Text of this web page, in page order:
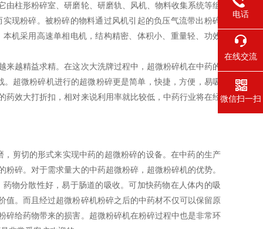
柱形粉碎室、研磨轮、研磨轨、风机、物料收集系统等组
现粉碎。被粉碎的物料通过风机引起的负压气流带出粉碎
机采用高速单相电机，结构精密、体积小、重量轻、功效
越精益求精。在这次大洗牌过程中，超微粉碎机在中药的
超微粉碎机进行的超微粉碎更是简单，快捷，方便，易吸
效大打折扣，相对来说利用率就比较低，中药行业将在经
剪切的形式来实现中药的超微粉碎的设备。在中药的生产
碎。对于需求量大的中药超微粉碎，超微粉碎机的优势。
物分散性好，易于肠道的吸收。可加快药物在人体内的吸
。而且经过超微粉碎机粉碎之后的中药材不仅可以保留原
给药物带来的损害。超微粉碎机在粉碎过程中也是非常环
电话
在线交流
微信扫一扫